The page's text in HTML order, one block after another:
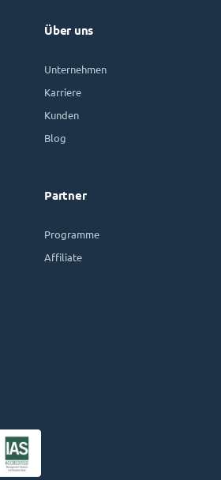
Über uns
Unternehmen
Karriere
Kunden
Blog
Partner
Programme
Affiliate